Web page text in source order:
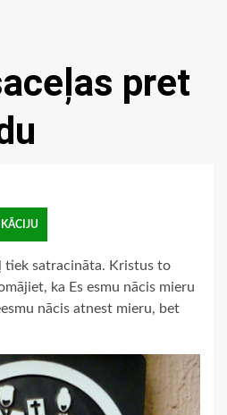
pret
tiek satracināta. Kristus to
ka Es esmu nācis mieru
nācis atnest mieru, bet